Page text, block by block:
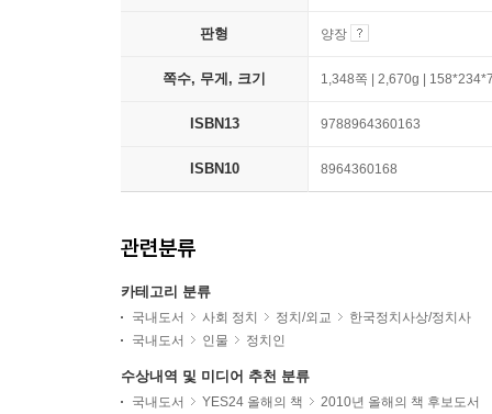
판형 양장
쪽수, 무게, 크기 1,348쪽 | 2,670g |
ISBN13 9788964360163
ISBN10 8964360168
관련분류
카테고리 분류
국내도서 사회 정치 정치/외교
한국정치사상/정치사
국내도서
인물 정치인
수상내역 및 미디어 추천 분류
국내도서 YES24 올해의 책
2010년 올해의 책 후보도서